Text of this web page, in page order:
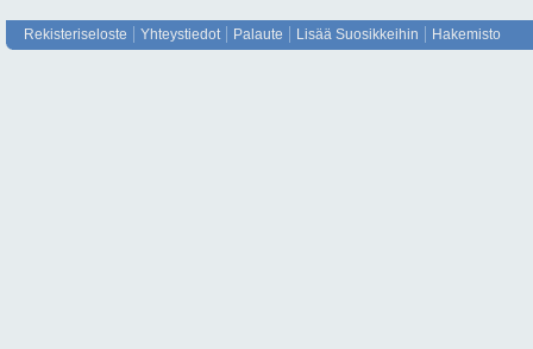
Rekisteriseloste Yhteystiedot Palaute Lisää Suosikkeihin Hakemisto